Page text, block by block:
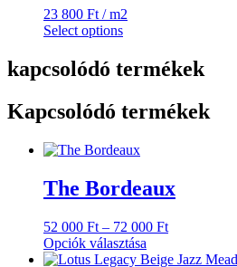
23 800 Ft / m2
Select options
kapcsolódó termékek
Kapcsolódó termékek
The Bordeaux
52 000 Ft – 72 000 FtÁrtartomány:
000 Ft
Opciók választása
Ennek